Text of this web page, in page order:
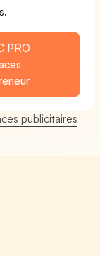
PRO
publicitaires